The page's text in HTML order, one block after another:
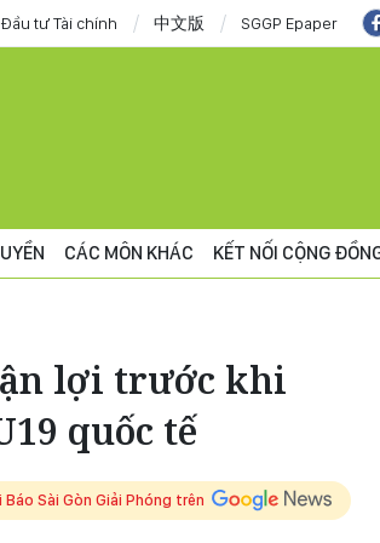
Đầu tư Tài chính 中文版 SGGP Epaper
CÁC MÔN KHÁC KẾT NỐI CỘNG
lợi trước khi
quốc tế
Báo Sài Gòn Giải Phóng trên